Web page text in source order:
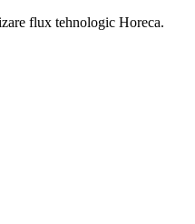
flux tehnologic Horeca.